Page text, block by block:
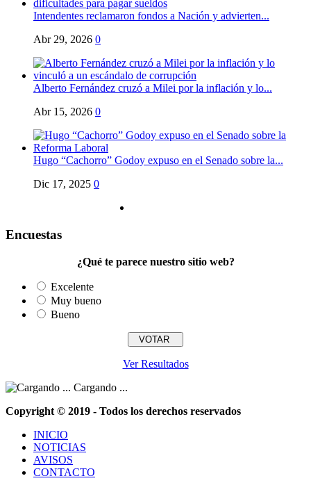
Intendentes reclamaron fondos a Nación y advierten...
Abr 29, 2026 0
Alberto Fernández cruzó a Milei por la inflación y lo...
Abr 15, 2026 0
Hugo “Cachorro” Godoy expuso en el Senado sobre la...
Dic 17, 2025 0
Encuestas
¿Qué te parece nuestro sitio web?
Excelente
Muy bueno
Bueno
Ver Resultados
Cargando ...
Copyright © 2019 - Todos los derechos reservados
INICIO
NOTICIAS
AVISOS
CONTACTO